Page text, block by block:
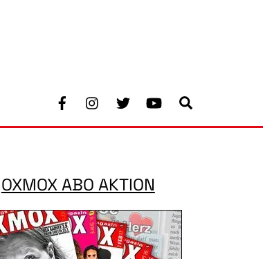
Facebook Youtube
OXMOX ABO AKTION